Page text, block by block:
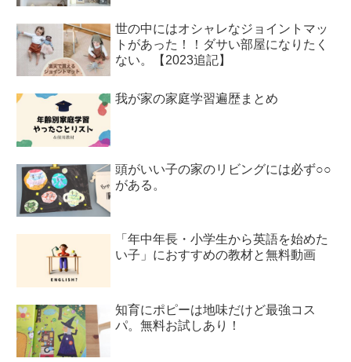
世の中にはオシャレなジョイントマッ
トがあった！！ダサい部屋になりたく
ない。【2023追記】
我が家の家庭学習遍歴まとめ
頭がいい子の家のリビングには必ず○○
がある。
「年中年長・小学生から英語を始めた
い子」におすすめの教材と無料動画
知育にポピーは地味だけど最強コス
パ。無料お試しあり！